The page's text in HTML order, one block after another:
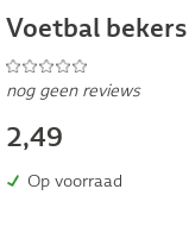
Voetbal
nog geen reviews
2,49
Op voorraad